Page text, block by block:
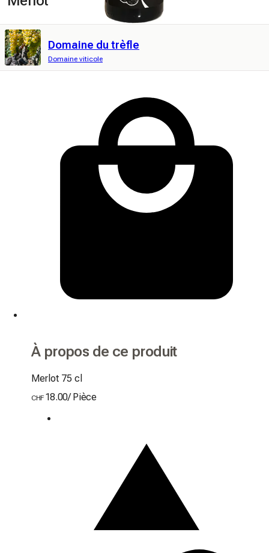
Domaine du trèfle
Domaine viticole
À propos de ce produit
Merlot 75 cl
CHF 18.00/ Pièce